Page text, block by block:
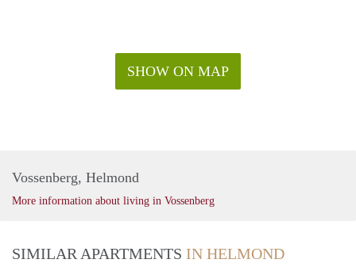
- 1 Maart beschikbaarSHOW ON MAP
Vossenberg, Helmond
More information about living in Vossenberg
SIMILAR APARTMENTS IN HELMOND